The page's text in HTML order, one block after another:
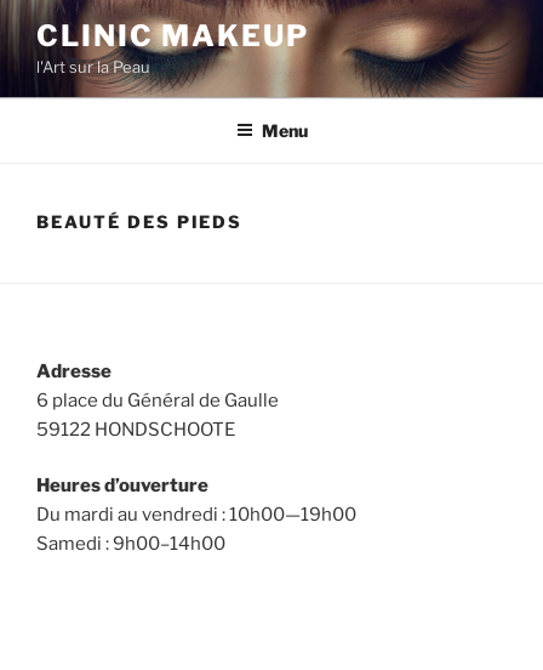
CLINIC MAKEUP
l'Art sur la Peau
Menu
BEAUTÉ DES PIEDS
Adresse
6 place du Général de Gaulle
59122 HONDSCHOOTE
Heures d’ouverture
Du mardi au vendredi : 10h00—19h00
Samedi : 9h00–14h00